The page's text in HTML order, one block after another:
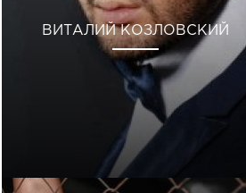
ВИТАЛИЙ КОЗЛОВСКИЙ